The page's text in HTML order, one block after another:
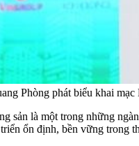
Phòng phát biểu khai mạc
sản là một trong những
ổn định, bền vững trong